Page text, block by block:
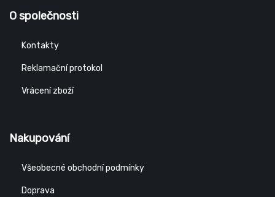
O společnosti
Kontakty
Reklamační protokol
Vrácení zboží
Nakupování
Všeobecné obchodní podmínky
Doprava